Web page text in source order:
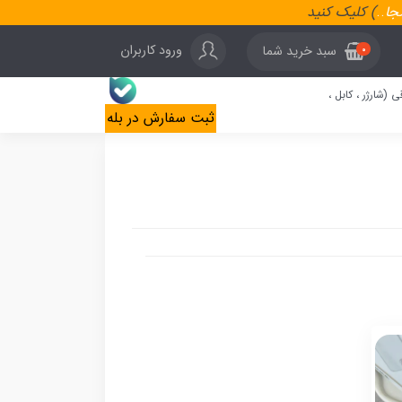
..) کلیک کنید
0 سبد خرید شما ورود کاربران
(شارژر ، کابل ،
ثبت سفارش در بله